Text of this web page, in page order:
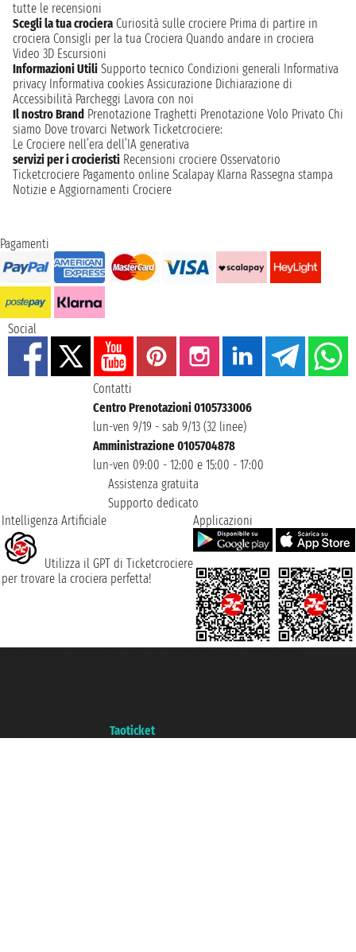
tutte le recensioni
Scegli la tua crociera Curiosità sulle crociere Prima di partire in
crociera Consigli per la tua Crociera Quando andare in crociera
Video 3D Escursioni
Informazioni Utili Supporto tecnico Condizioni generali Informativa
privacy Informativa cookies Assicurazione Dichiarazione di
Accessibilità Parcheggi Lavora con noi
Il nostro Brand Prenotazione Traghetti Prenotazione Volo Privato Chi
siamo Dove trovarci Network Ticketcrociere:
Le Crociere nell’era dell’IA generativa
servizi per i crocieristi Recensioni crociere Osservatorio
Ticketcrociere Pagamento online Scalapay Klarna Rassegna stampa
Notizie e Aggiornamenti Crociere
Pagamenti
Social
Contatti
Centro Prenotazioni 0105733006
lun-ven 9/19 - sab 9/13 (32 linee)
Amministrazione 0105704878
lun-ven 09:00 - 12:00 e 15:00 - 17:00
Assistenza gratuita
Supporto dedicato
Intelligenza Artificiale
Utilizza il GPT di Ticketcrociere
per trovare la crociera perfetta!
Applicazioni
Taoticket